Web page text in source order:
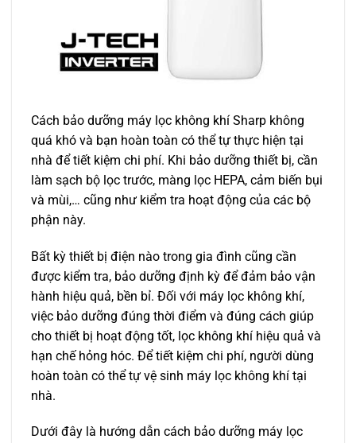
Cách bảo dưỡng máy lọc không khí Sharp không
quá khó và bạn hoàn toàn có thể tự thực hiện tại
nhà để tiết kiệm chi phí. Khi bảo dưỡng thiết bị, cần
làm sạch bộ lọc trước, màng lọc HEPA, cảm biến bụi
và mùi,… cũng như kiểm tra hoạt động của các bộ
phận này.
Bất kỳ thiết bị điện nào trong gia đình cũng cần
được kiểm tra, bảo dưỡng định kỳ để đảm bảo vận
hành hiệu quả, bền bỉ. Đối với máy lọc không khí,
việc bảo dưỡng đúng thời điểm và đúng cách giúp
cho thiết bị hoạt động tốt, lọc không khí hiệu quả và
hạn chế hỏng hóc. Để tiết kiệm chi phí, người dùng
hoàn toàn có thể tự vệ sinh máy lọc không khí tại
nhà.
Dưới đây là hướng dẫn cách bảo dưỡng máy lọc